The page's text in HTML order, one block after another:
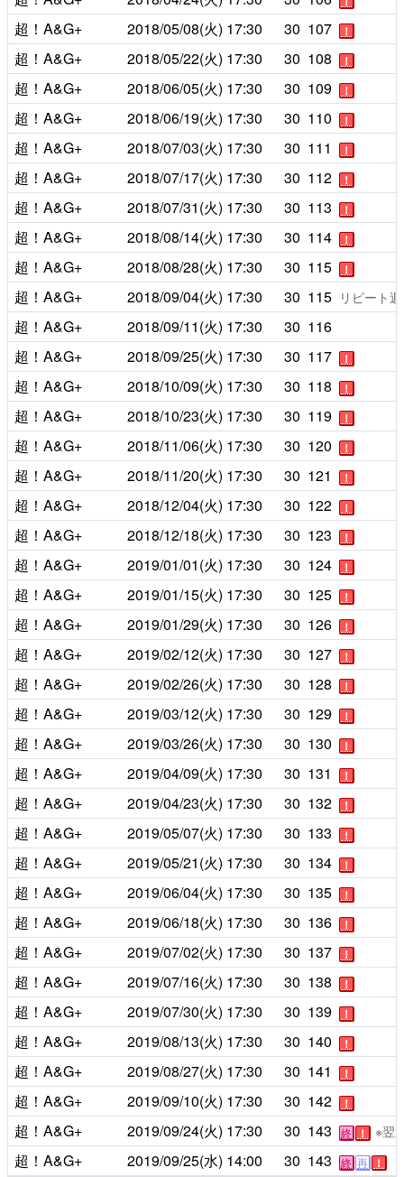
超！A&G+ 2018/05/08(火) 17:30 30 107 ！
超！A&G+ 2018/05/22(火) 17:30 30 108 ！
超！A&G+ 2018/06/05(火) 17:30 30 109 ！
超！A&G+ 2018/06/19(火) 17:30 30 110 ！
超！A&G+ 2018/07/03(火) 17:30 30 111 ！
超！A&G+ 2018/07/17(火) 17:30 30 112 ！
超！A&G+ 2018/07/31(火) 17:30 30 113 ！
超！A&G+ 2018/08/14(火) 17:30 30 114 ！
超！A&G+ 2018/08/28(火) 17:30 30 115 ！
超！A&G+ 2018/09/04(火) 17:30 30 115 リピート週
超！A&G+ 2018/09/11(火) 17:30 30 116
超！A&G+
2018/09/25(火) 17:30 30 117 ！
超！A&G+ 2018/10/09(火) 17:30 30 118 ！
超！A&G+ 2018/10/23(火) 17:30 30 119 ！
超！A&G+ 2018/11/06(火) 17:30 30 120 ！
超！A&G+ 2018/11/20(火) 17:30 30 121 ！
超！A&G+ 2018/12/04(火) 17:30 30 122 ！
超！A&G+ 2018/12/18(火) 17:30 30 123 ！
超！A&G+ 2019/01/01(火) 17:30 30 124 ！
超！A&G+ 2019/01/15(火) 17:30 30 125 ！
超！A&G+ 2019/01/29(火) 17:30 30 126 ！
超！A&G+ 2019/02/12(火) 17:30 30 127 ！
超！A&G+ 2019/02/26(火) 17:30 30 128 ！
超！A&G+ 2019/03/12(火) 17:30 30 129 ！
超！A&G+ 2019/03/26(火) 17:30 30 130 ！
超！A&G+ 2019/04/09(火) 17:30 30 131 ！
超！A&G+ 2019/04/23(火) 17:30 30 132 ！
超！A&G+ 2019/05/07(火) 17:30 30 133 ！
超！A&G+ 2019/05/21(火) 17:30 30 134 ！
超！A&G+ 2019/06/04(火) 17:30 30 135 ！
超！A&G+ 2019/06/18(火) 17:30 30 136 ！
超！A&G+ 2019/07/02(火) 17:30 30 137 ！
超！A&G+ 2019/07/16(火) 17:30 30 138 ！
超！A&G+ 2019/07/30(火) 17:30 30 139 ！
超！A&G+ 2019/08/13(火) 17:30 30 140 ！
超！A&G+ 2019/08/27(火) 17:30 30 141 ！
超！A&G+ 2019/09/10(火) 17:30 30 142 ！
超！A&G+ 2019/09/24(火) 17:30 30 143 終 ！ ※翌
超！A&G+ 2019/09/25(水) 14:00 30 143 終 再 ！